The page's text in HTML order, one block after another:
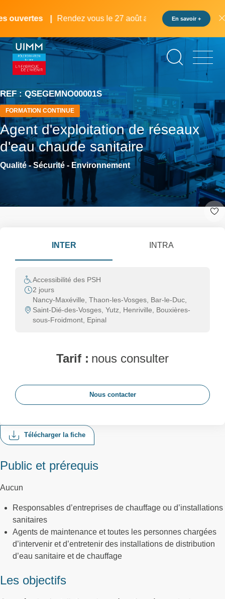
au
principal
Rendez vous le 27 août au pôle formation UIMM
En savoir +
REF : QSEGEMNO00001S
FORMATION CONTINUE
Agent d'exploitation de réseaux
d'eau chaude sanitaire
Qualité - Sécurité - Environnement
Télécharger la fiche
Public et prérequis
Aucun
Responsables d’entreprises de chauffage ou d’installations
sanitaires
Agents de maintenance et toutes les personnes chargées
d’intervenir et d’entretenir des installations de distribution
d’eau sanitaire et de chauffage
Les objectifs
INTER INTRA
Accessibilité des PSH
2 jours
Nancy-Maxéville, Thaon-les-Vosges, Bar-le-Duc,
Saint-Dié-des-Vosges, Yutz, Henriville, Bouxières-
sous-Froidmont, Epinal
Tarif : nous consulter
Nous contacter